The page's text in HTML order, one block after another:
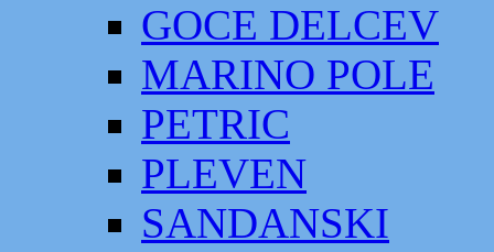
GOCE DELCEV
MARINO POLE
PETRIC
PLEVEN
SANDANSKI